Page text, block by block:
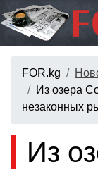
FOR.kg
Из озера
незаконных
Из